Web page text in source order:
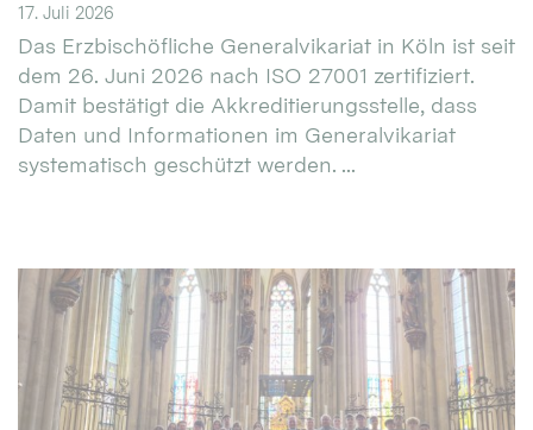
17. Juli 2026
Das Erzbischöfliche Generalvikariat in Köln ist seit
dem 26. Juni 2026 nach ISO 27001 zertifiziert.
Damit bestätigt die Akkreditierungsstelle, dass
Daten und Informationen im Generalvikariat
systematisch geschützt werden. ...